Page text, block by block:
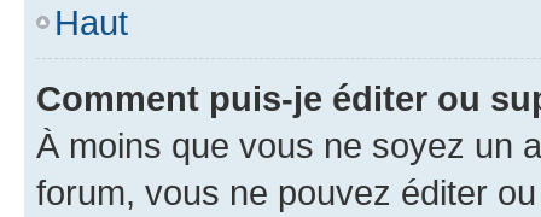
Haut
Comment puis-je éditer ou
À moins que vous ne soyez un
forum, vous ne pouvez éditer